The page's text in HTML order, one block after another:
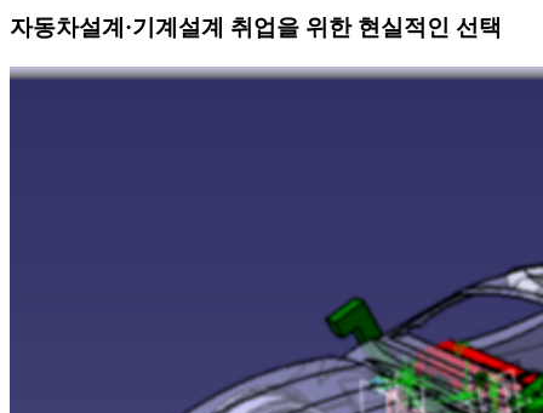
자동차설계·기계설계 취업을 위한 현실적인 선택